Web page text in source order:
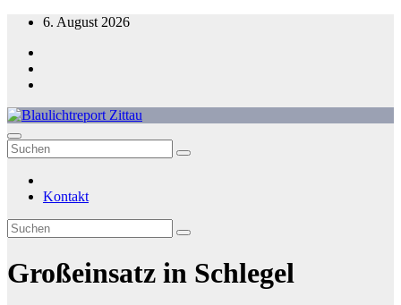
Zum
springen
6. August 2026
Blaulichtreport Zittau
Kontakt
Großeinsatz in Schlegel